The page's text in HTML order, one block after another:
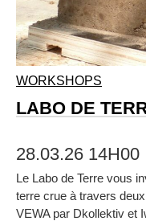
WORKSHOPS
LABO DE
28.03.26 14H00
Le Labo de Terre vous
terre crue à travers
VEWA par Dkollektiv et